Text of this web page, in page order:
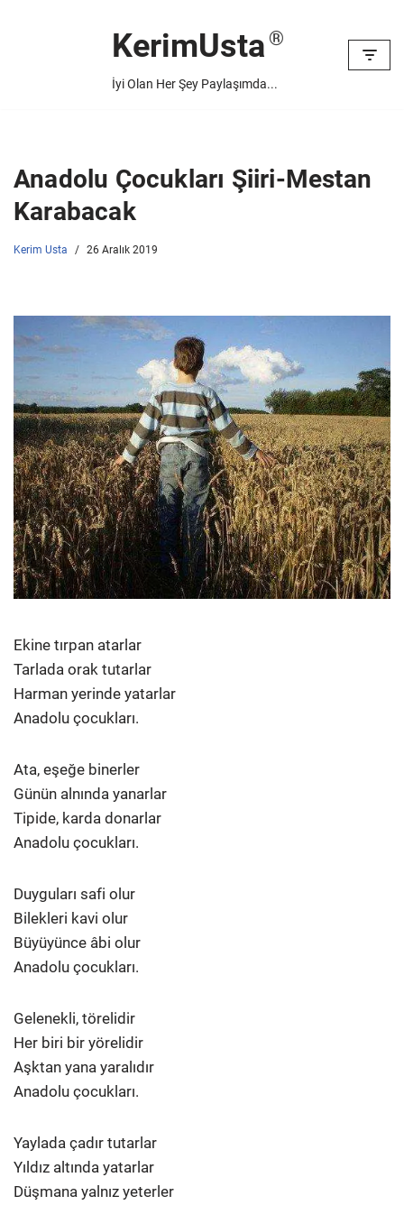
KerimUsta
İyi Olan Her Şey Paylaşımda...
Anadolu Çocukları Şiiri-Mestan
Karabacak
Kerim Usta 26 Aralık 2019
Ekine tırpan atarlar
Tarlada orak tutarlar
Harman yerinde yatarlar
Anadolu çocukları.
Ata, eşeğe binerler
Günün alnında yanarlar
Tipide, karda donarlar
Anadolu çocukları.
Duyguları safi olur
Bilekleri kavi olur
Büyüyünce âbi olur
Anadolu çocukları.
Gelenekli, törelidir
Her biri bir yörelidir
Aşktan yana yaralıdır
Anadolu çocukları.
Yaylada çadır tutarlar
Yıldız altında yatarlar
Düşmana yalnız yeterler